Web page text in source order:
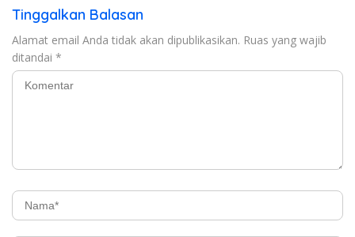
Tinggalkan Balasan
Alamat email Anda tidak akan dipublikasikan. Ruas yang wajib
ditandai *